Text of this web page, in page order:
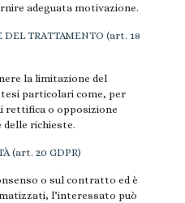
adeguata motivazione.
TRATTAMENTO (art. 18
la limitazione del
particolari come, per
rettifica o opposizione
richieste.
(art. 20 GDPR)
o sul contratto ed è
l’interessato può